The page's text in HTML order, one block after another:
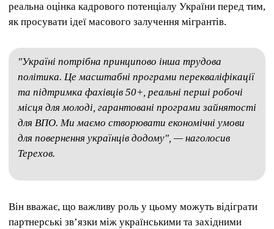
реальна оцінка кадрового потенціалу України перед тим,
як просувати ідеї масового залучення мігрантів.
"Україні потрібна принципово інша трудова
політика. Це масштабні програми перекваліфікації
та підтримка фахівців 50+, реальні перші робочі
місця для молоді, гарантовані програми зайнятості
для ВПО. Ми маємо створювати економічні умови
для повернення українців додому", — наголосив
Терехов.
Він вважає, що важливу роль у цьому можуть відіграти
партнерські зв’язки між українськими та західними